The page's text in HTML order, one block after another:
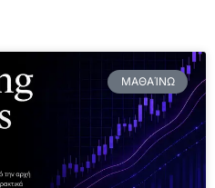
ΜΑΘΑΊΝΩ